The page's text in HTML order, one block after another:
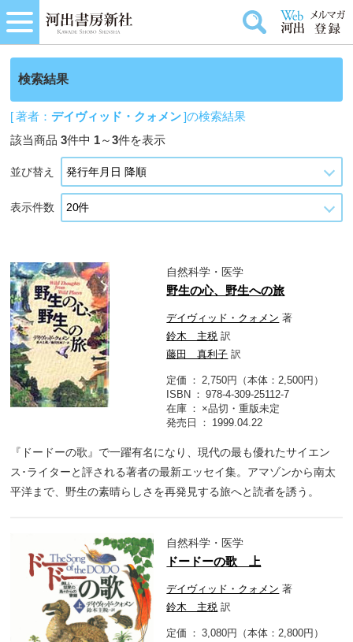
検索結果
[ 著者：デイヴィッド・クォメン]の検索結果
該当商品3件中 1～3件を表示
並び替え
表示件数
自然科学・医学
野生の心、野生への旅
デイヴィッド・クォメン 著
鈴木 主税 訳
藤田 真利子 訳
定価
2,750円（本体：2,500円）
ISBN
978-4-309-25112-7
在庫
×品切・重版未定
発売日
1999.04.22
『ドードーの歌』で一躍有名になり、現代の最も優れたサイエン
ス･ライターと評される著者の最新エッセイ集。アマゾンから南太
平洋まで、野生の素晴らしさを再発見する旅へと読者を誘う。
自然科学・医学
ドードーの歌 上
デイヴィッド・クォメン 著
鈴木 主税 訳
定価
3,080円（本体：2,800円）